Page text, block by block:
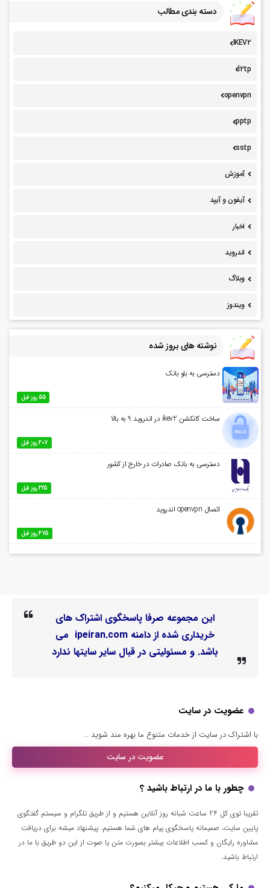
دسته بندی مطالب
IKEV2
l2tp
openvpn
pptp
sstp
آموزش
آیفون و آیپد
اخبار
اندروید
وبلاگ
ویندوز
نوشته های بروز شده
دسترسی به بلو بانک
55 روز قبل
ساخت کانکشن ikev2 در اندروید 9 به بالا
407 روز قبل
دسترسی به بانک صادرات در خارج از کشور
425 روز قبل
اتصال openvpn اندروید
475 روز قبل
این مجموعه صرفا پاسخگوی اشتراک های
خریداری شده از دامنه ipeiran.com می
باشد. و مسئولیتی در قبال سایر سایتها ندارد
عضویت در سایت
با اشتراک در سایت از خدمات متنوع ما بهره مند شوید …
عضویت در سایت
چطور با ما در ارتباط باشید ؟
تقریبا توی کل 24 ساعت شبانه روز آنلاین هستیم و از طریق تلگرام و سیستم گفتگوی
پایین سایت، صمیمانه پاسخگوی پیام های شما هستیم. پیشنهاد میشه برای دریافت
مشاوره رایگان و کسب اطلاعات بیشتر بصورت متن یا صوت از این دو طریق با ما در
ارتباط باشید.